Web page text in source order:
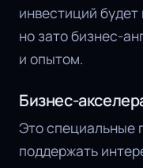
инвестиций
но зато бизнес-
и опытом.
Бизнес-
Это специальные
поддержать